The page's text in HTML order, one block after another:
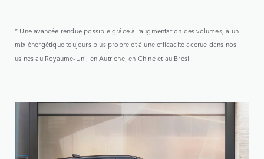
* Une avancée rendue possible grâce à l’augmentation des volumes, à un
mix énergétique toujours plus propre et à une efficacité accrue dans nos
usines au Royaume-Uni, en Autriche, en Chine et au Brésil.